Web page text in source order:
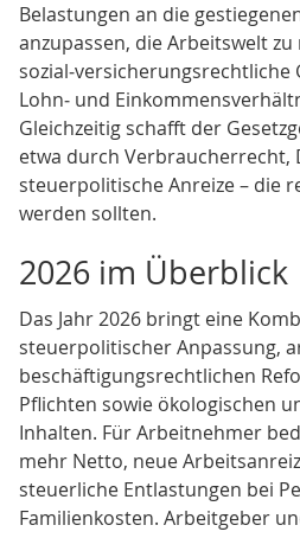
Belastungen an die
anzupassen, die Arbeitswelt
sozial‑versicherungsrechtliche
Lohn‑ und
Gleichzeitig schafft der
etwa durch Verbraucherrecht,
steuerpolitische Anreize – die
werden sollten.
2026 im Überblick
Das Jahr 2026 bringt eine
steuerpolitischer Anpassung,
beschäftigungsrechtlichen
Pflichten sowie ökologischen
Inhalten. Für Arbeitnehmer
mehr Netto, neue
steuerliche Entlastungen bei
Familienkosten. Arbeitgeber